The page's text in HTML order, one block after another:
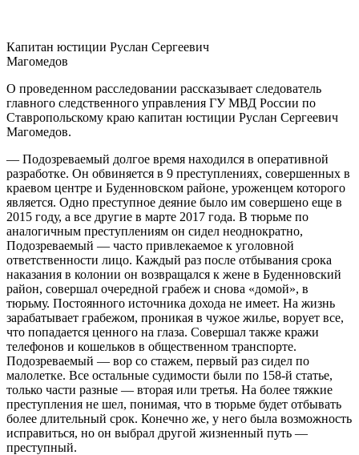
Капитан юстиции Руслан Сергеевич
Магомедов
О проведенном расследовании рассказывает следователь
главного следственного управления ГУ МВД России по
Ставропольскому краю капитан юстиции Руслан Сергеевич
Магомедов.
— Подозреваемый долгое время находился в оперативной
разработке. Он обвиняется в 9 преступлениях, совершенных в
краевом центре и Буденновском районе, уроженцем которого
является. Одно преступное деяние было им совершено еще в
2015 году, а все другие в марте 2017 года. В тюрьме по
аналогичным преступлениям он сидел неоднократно,
Подозреваемый — часто привлекаемое к уголовной
ответственности лицо. Каждый раз после отбывания срока
наказания в колонии он возвращался к жене в Буденновский
район, совершал очередной грабеж и снова «домой», в
тюрьму. Постоянного источника дохода не имеет. На жизнь
зарабатывает грабежом, проникая в чужое жилье, ворует все,
что попадается ценного на глаза. Совершал также кражи
телефонов и кошельков в общественном транспорте.
Подозреваемый — вор со стажем, первый раз сидел по
малолетке. Все остальные судимости были по 158-й статье,
только части разные — вторая или третья. На более тяжкие
преступления не шел, понимая, что в тюрьме будет отбывать
более длительный срок. Конечно же, у него была возможность
исправиться, но он выбрал другой жизненный путь —
преступный.